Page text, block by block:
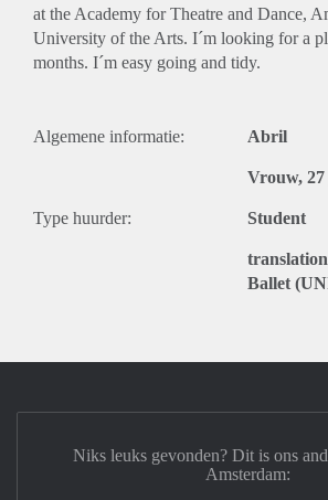
at the Academy for Theatre and Dance,
University of the Arts. I´m looking for a
months. I´m easy going and tidy.
Algemene informatie: Abril
Vrouw,
Type huurder: Student
Ballet
Niks leuks gevonden? Dit is ons
Amsterdam: